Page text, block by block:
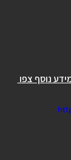
נוסף צפו